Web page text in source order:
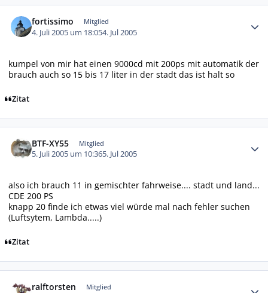
fortissimo Mitglied
4. Juli 2005 um 18:054. Jul 2005
kumpel von mir hat einen 9000cd mit 200ps mit automatik der
brauch auch so 15 bis 17 liter in der stadt das ist halt so
Zitat
BTF-XY55 Mitglied
5. Juli 2005 um 10:365. Jul 2005
also ich brauch 11 in gemischter fahrweise.... stadt und land...
CDE 200 PS
knapp 20 finde ich etwas viel würde mal nach fehler suchen
(Luftsytem, Lambda.....)
Zitat
ralftorsten Mitglied